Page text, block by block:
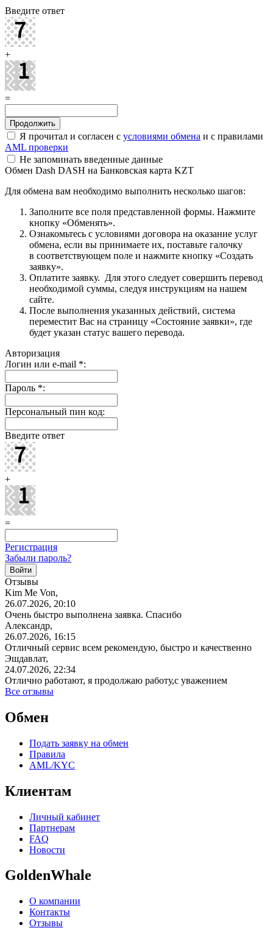
Введите ответ
+
=
Я прочитал и согласен с условиями обмена и с правилами
AML проверки
Не запоминать введенные данные
Обмен Dash DASH на Банковская карта KZT
Для обмена вам необходимо выполнить несколько шагов:
Заполните все поля представленной формы. Нажмите
кнопку «Обменять».
Ознакомьтесь с условиями договора на оказание услуг
обмена, если вы принимаете их, поставьте галочку
в соответствующем поле и нажмите кнопку «Создать
заявку».
Оплатите заявку. Для этого следует совершить перевод
необходимой суммы, следуя инструкциям на нашем
сайте.
После выполнения указанных действий, система
переместит Вас на страницу «Состояние заявки», где
будет указан статус вашего перевода.
Авторизация
Логин или e-mail *:
Пароль *:
Персональный пин код:
Введите ответ
+
=
Регистрация
Забыли пароль?
Отзывы
Kim Me Von,
26.07.2026, 20:10
Очень быстро выполнена заявка. Спасибо
Александр,
26.07.2026, 16:15
Отличный сервис всем рекомендую, быстро и качественно
Эшдавлат,
24.07.2026, 22:34
Отлично работают, я продолжаю работу,с уважением
Все отзывы
Обмен
Подать заявку на обмен
Правила
AML/KYC
Клиентам
Личный кабинет
Партнерам
FAQ
Новости
GoldenWhale
О компании
Контакты
Отзывы